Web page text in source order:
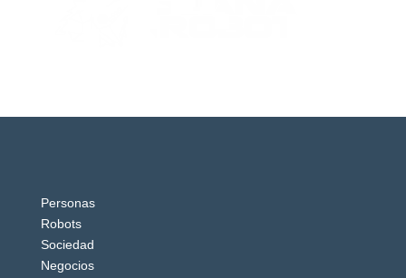
Personas
Robots
Sociedad
Negocios